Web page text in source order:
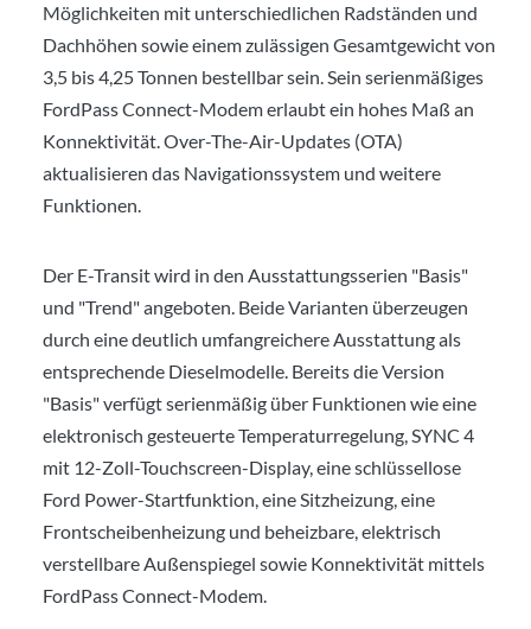
Möglichkeiten mit unterschiedlichen Radständen und
Dachhöhen sowie einem zulässigen Gesamtgewicht von
3,5 bis 4,25 Tonnen bestellbar sein. Sein serienmäßiges
FordPass Connect-Modem erlaubt ein hohes Maß an
Konnektivität. Over-The-Air-Updates (OTA)
aktualisieren das Navigationssystem und weitere
Funktionen.
Der E-Transit wird in den Ausstattungsserien "Basis"
und "Trend" angeboten. Beide Varianten überzeugen
durch eine deutlich umfangreichere Ausstattung als
entsprechende Dieselmodelle. Bereits die Version
"Basis" verfügt serienmäßig über Funktionen wie eine
elektronisch gesteuerte Temperaturregelung, SYNC 4
mit 12-Zoll-Touchscreen-Display, eine schlüssellose
Ford Power-Startfunktion, eine Sitzheizung, eine
Frontscheibenheizung und beheizbare, elektrisch
verstellbare Außenspiegel sowie Konnektivität mittels
FordPass Connect-Modem.